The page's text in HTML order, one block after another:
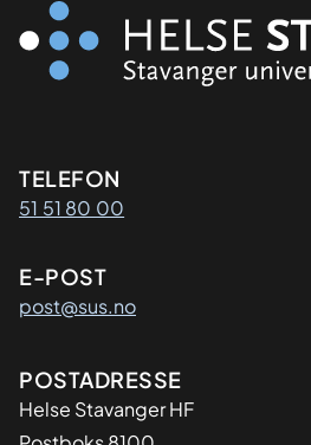
Kontaktinformasjon
TELEFON
51 51 80 00
E-POST
post@sus.no
Adresse
POSTADRESSE
Helse Stavanger HF